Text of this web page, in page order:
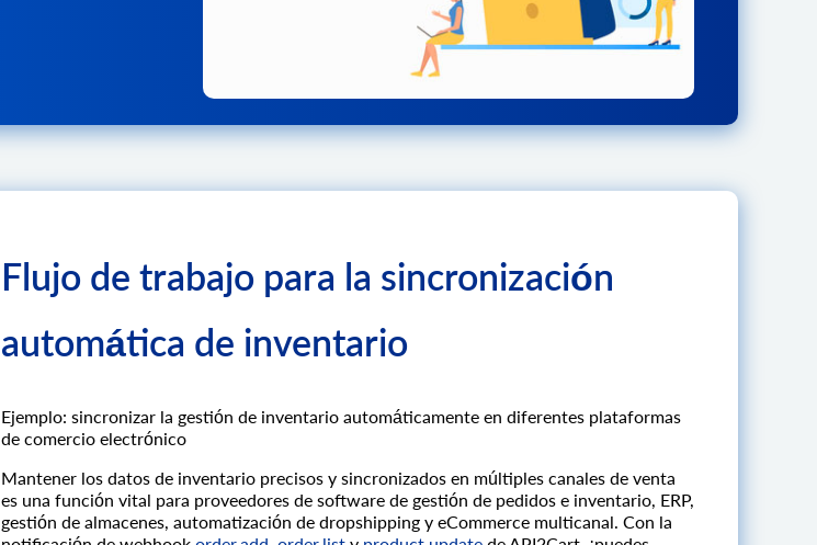
Flujo de trabajo para la sincronización
automática de inventario
Ejemplo: sincronizar la gestión de inventario automáticamente en diferentes plataformas
de comercio electrónico
Mantener los datos de inventario precisos y sincronizados en múltiples canales de venta
es una función vital para proveedores de software de gestión de pedidos e inventario, ERP,
gestión de almacenes, automatización de dropshipping y eCommerce multicanal. Con la